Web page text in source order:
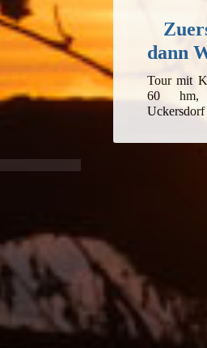
dann
Tour mit
60 hm,